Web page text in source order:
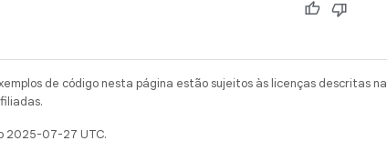
de código nesta página estão sujeitos às licenças descritas na
2025-07-27 UTC.